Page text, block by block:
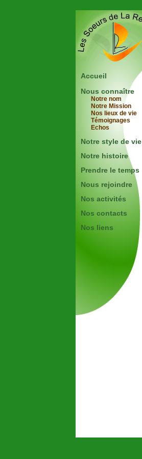
Accueil
Nous connaître
Notre nom
Notre Mission
Nos lieux de vie
Témoignages
Echos
Notre style de vie
Notre histoire
Prendre le temps
Nous rejoindre
Nos activités
Nos contacts
Nos liens